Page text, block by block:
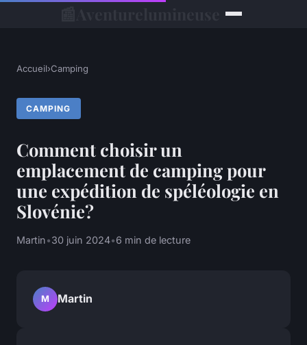
Accueil›Camping
CAMPING
Comment choisir un
emplacement de camping pour
une expédition de spéléologie en
Slovénie?
Martin•30 juin 2024•6 min de lecture
M Martin